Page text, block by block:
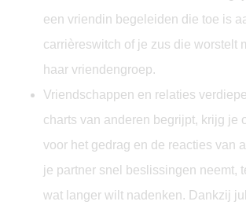
een vriendin begeleiden die toe is
carrièreswitch of je zus die worstelt
haar vriendengroep.
Vriendschappen en relaties
charts van anderen begrijpt, krijg je
voor het gedrag en de reacties van
je partner snel beslissingen neemt,
wat langer wilt nadenken. Dankzij